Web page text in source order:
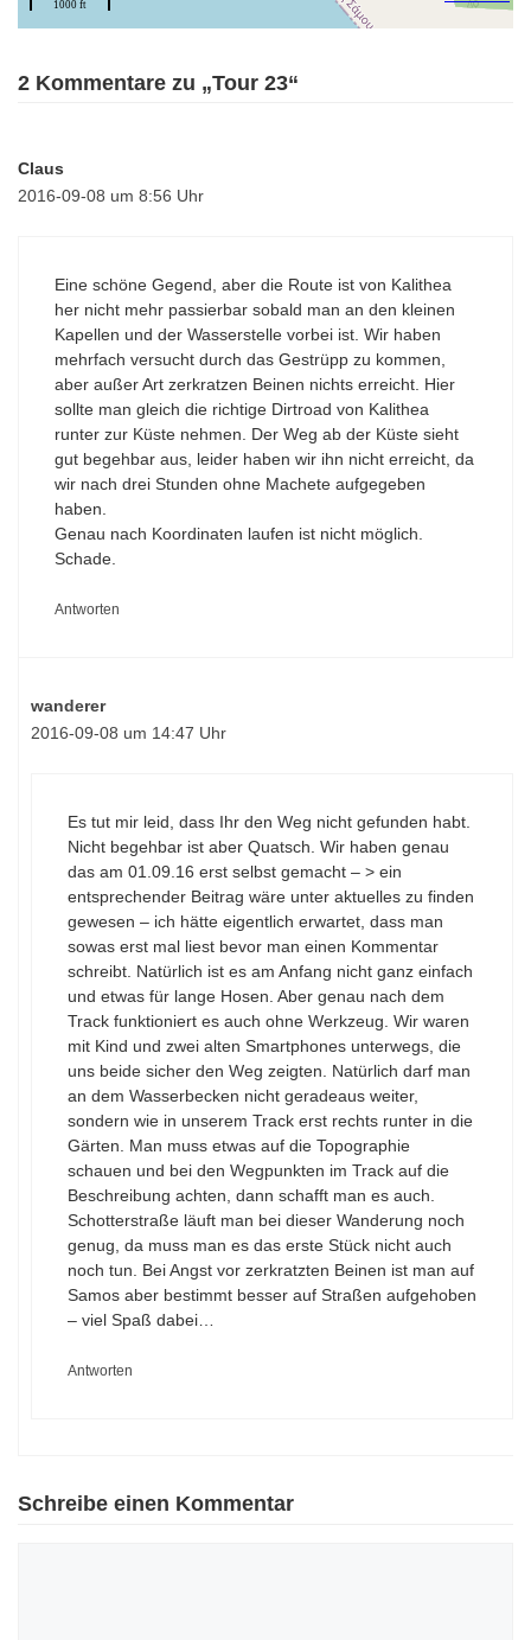
2 Kommentare zu „Tour 23“
Claus
2016-09-08 um 8:56 Uhr
Eine schöne Gegend, aber die Route ist von Kalithea
her nicht mehr passierbar sobald man an den kleinen
Kapellen und der Wasserstelle vorbei ist. Wir haben
mehrfach versucht durch das Gestrüpp zu kommen,
aber außer Art zerkratzen Beinen nichts erreicht. Hier
sollte man gleich die richtige Dirtroad von Kalithea
runter zur Küste nehmen. Der Weg ab der Küste sieht
gut begehbar aus, leider haben wir ihn nicht erreicht, da
wir nach drei Stunden ohne Machete aufgegeben
haben.
Genau nach Koordinaten laufen ist nicht möglich.
Schade.
Antworten
wanderer
2016-09-08 um 14:47 Uhr
Es tut mir leid, dass Ihr den Weg nicht gefunden habt.
Nicht begehbar ist aber Quatsch. Wir haben genau
das am 01.09.16 erst selbst gemacht – > ein
entsprechender Beitrag wäre unter aktuelles zu finden
gewesen – ich hätte eigentlich erwartet, dass man
sowas erst mal liest bevor man einen Kommentar
schreibt. Natürlich ist es am Anfang nicht ganz einfach
und etwas für lange Hosen. Aber genau nach dem
Track funktioniert es auch ohne Werkzeug. Wir waren
mit Kind und zwei alten Smartphones unterwegs, die
uns beide sicher den Weg zeigten. Natürlich darf man
an dem Wasserbecken nicht geradeaus weiter,
sondern wie in unserem Track erst rechts runter in die
Gärten. Man muss etwas auf die Topographie
schauen und bei den Wegpunkten im Track auf die
Beschreibung achten, dann schafft man es auch.
Schotterstraße läuft man bei dieser Wanderung noch
genug, da muss man es das erste Stück nicht auch
noch tun. Bei Angst vor zerkratzten Beinen ist man auf
Samos aber bestimmt besser auf Straßen aufgehoben
– viel Spaß dabei…
Antworten
Schreibe einen Kommentar